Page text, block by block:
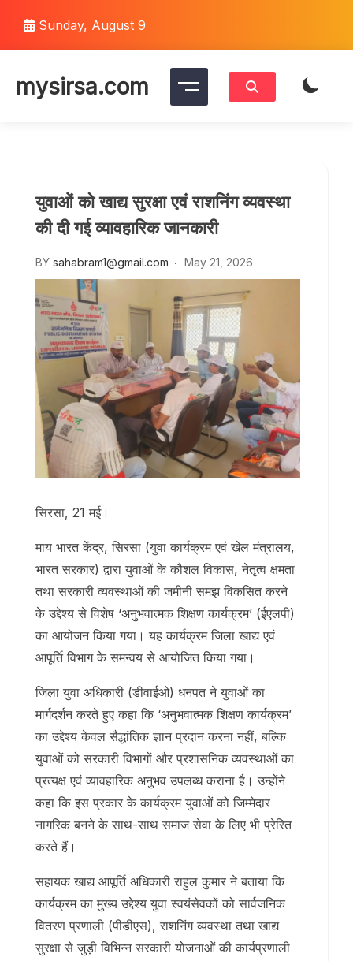
content
Sunday, August 9
mysirsa.com
युवाओं को खाद्य सुरक्षा एवं राशनिंग व्यवस्था
की दी गई व्यावहारिक जानकारी
BY sahabram1@gmail.com May 21, 2026
सिरसा, 21 मई।
माय भारत केंद्र, सिरसा (युवा कार्यक्रम एवं खेल मंत्रालय,
भारत सरकार) द्वारा युवाओं के कौशल विकास, नेतृत्व क्षमता
तथा सरकारी व्यवस्थाओं की जमीनी समझ विकसित करने
के उद्देश्य से विशेष ‘अनुभवात्मक शिक्षण कार्यक्रम’ (ईएलपी)
का आयोजन किया गया। यह कार्यक्रम जिला खाद्य एवं
आपूर्ति विभाग के समन्वय से आयोजित किया गया।
जिला युवा अधिकारी (डीवाईओ) धनपत ने युवाओं का
मार्गदर्शन करते हुए कहा कि ‘अनुभवात्मक शिक्षण कार्यक्रम’
का उद्देश्य केवल सैद्धांतिक ज्ञान प्रदान करना नहीं, बल्कि
युवाओं को सरकारी विभागों और प्रशासनिक व्यवस्थाओं का
प्रत्यक्ष एवं व्यावहारिक अनुभव उपलब्ध कराना है। उन्होंने
कहा कि इस प्रकार के कार्यक्रम युवाओं को जिम्मेदार
नागरिक बनने के साथ-साथ समाज सेवा के लिए भी प्रेरित
करते हैं।
सहायक खाद्य आपूर्ति अधिकारी राहुल कुमार ने बताया कि
कार्यक्रम का मुख्य उद्देश्य युवा स्वयंसेवकों को सार्वजनिक
वितरण प्रणाली (पीडीएस), राशनिंग व्यवस्था तथा खाद्य
सुरक्षा से जुड़ी विभिन्न सरकारी योजनाओं की कार्यप्रणाली